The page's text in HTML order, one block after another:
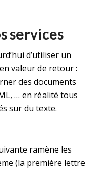
services
d’utiliser un
valeur de retour :
des documents
… en réalité tous
sur du texte.
ramène les
(la première lettre